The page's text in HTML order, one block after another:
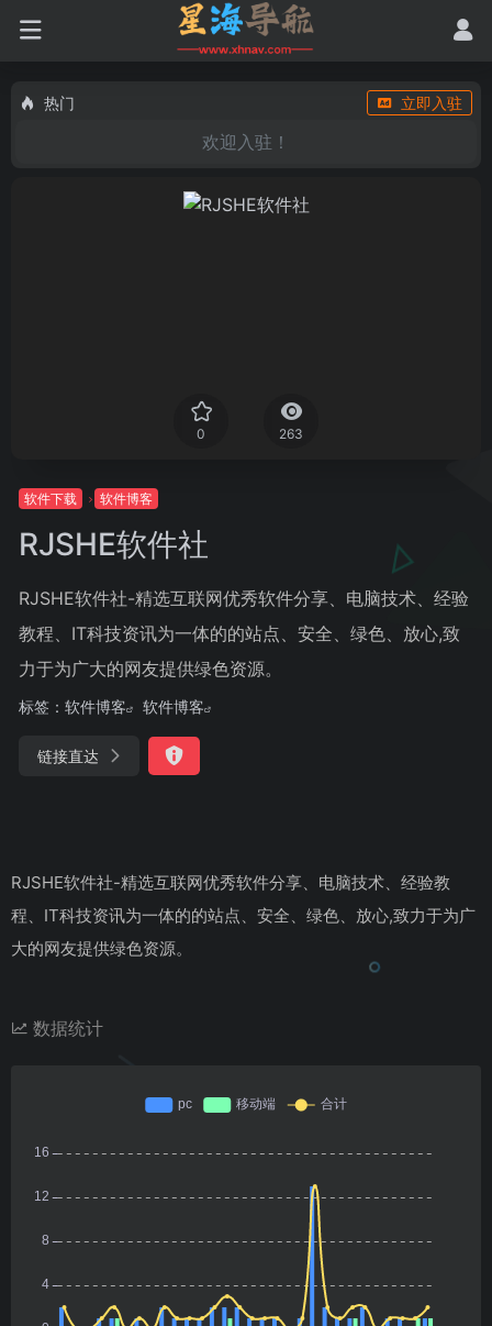
热门 立即入驻
欢迎入驻！
0 263
软件下载 软件博客
RJSHE软件社
RJSHE软件社-精选互联网优秀软件分享、电脑技术、经验
教程、IT科技资讯为一体的的站点、安全、绿色、放心,致
力于为广大的网友提供绿色资源。
标签： 软件博客 软件博客
链接直达
RJSHE软件社-精选互联网优秀软件分享、电脑技术、经验教
程、IT科技资讯为一体的的站点、安全、绿色、放心,致力于为广
大的网友提供绿色资源。
数据统计